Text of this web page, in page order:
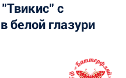
с
белой глазури